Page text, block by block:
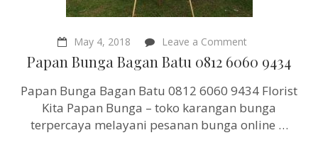
May 4, 2018 Leave a Commenton
Papan
Bunga
Batu
6060
9434
Papan Bunga Bagan Batu 0812 6060 9434
Papan Bunga Bagan Batu 0812 6060 9434 Florist
Kita Papan Bunga – toko karangan bunga
terpercaya melayani pesanan bunga online …